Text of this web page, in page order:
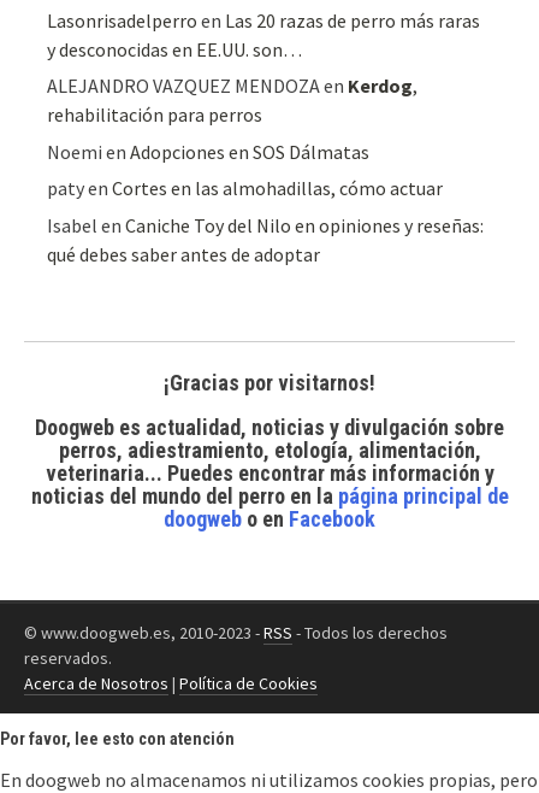
Lasonrisadelperro en Las 20 razas de perro más raras
y desconocidas en EE.UU. son…
ALEJANDRO VAZQUEZ MENDOZAen Kerdog,
rehabilitación para perros
Noemi enAdopciones en SOS Dálmatas
patyenCortes en las almohadillas, cómo actuar
Isabel enCaniche Toy del Nilo en opiniones y reseñas:
qué debes saber antes de adoptar
¡Gracias por visitarnos!
Doogweb es actualidad, noticias y divulgación sobre
perros, adiestramiento, etología, alimentación,
veterinaria... Puedes encontrar más información y
noticias del mundo del perroen la página principal de
doogweb o en Facebook
© www.doogweb.es, 2010-2023 -RSS - Todos los derechos
reservados.
Acerca de Nosotros | Política de Cookies
Por favor, lee esto con atención
En doogweb no almacenamos ni utilizamos cookies propias, pero